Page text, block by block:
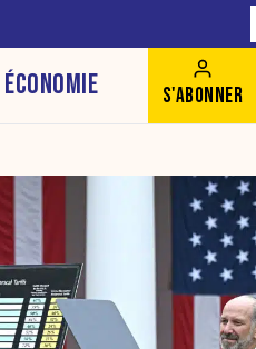
ÉCONOMIE S'ABONNER